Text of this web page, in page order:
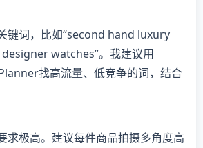
键词，比如“second hand luxury
watches”。我建议用
找高流量、低竞争的词，结合
求极高。建议每件商品拍摄多角度高